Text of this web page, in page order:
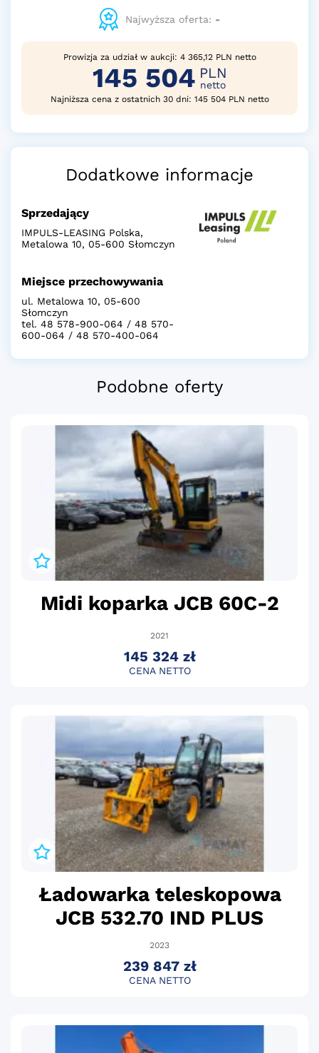
Najwyższa oferta: -
Prowizja za udział w aukcji: 4 365,12 PLN netto
145 504 PLN
netto
Najniższa cena z ostatnich 30 dni: 145 504 PLN netto
Dodatkowe informacje
Sprzedający
IMPULS-LEASING Polska,
Metalowa 10, 05-600 Słomczyn
Miejsce przechowywania
ul. Metalowa 10, 05-600
Słomczyn
tel. 48 578-900-064 / 48 570-
600-064 / 48 570-400-064
Podobne oferty
Midi koparka JCB 60C-2
2021
145 324 zł
CENA NETTO
Ładowarka teleskopowa
JCB 532.70 IND PLUS
2023
239 847 zł
CENA NETTO